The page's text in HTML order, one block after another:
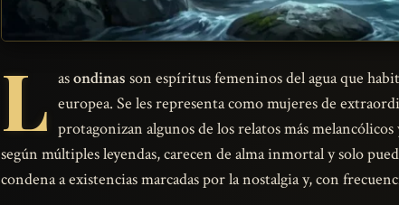
L asondinas son espíritus femeninos del agua que
europea. Se les representa como mujeres de
protagonizan algunos de los relatos más
según múltiples leyendas, carecen de alma inmortal y solo
condena a existencias marcadas por la nostalgia y, con